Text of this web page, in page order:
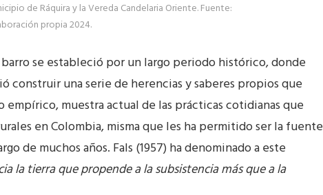
de Ráquira y la Vereda Candelaria Oriente. Fuente:
propia 2024.
se estableció por un largo periodo histórico, donde
construir una serie de herencias y saberes propios que
muestra actual de las prácticas cotidianas que
en Colombia, misma que les ha permitido ser la fuente
de muchos años. Fals (1957) ha denominado a este
la tierra que propende a la subsistencia más que a la